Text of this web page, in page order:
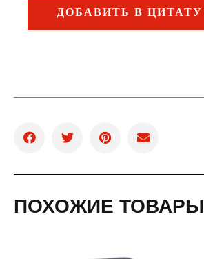
ДОБАВИТЬ В ЦИТАТУ
ПОХОЖИЕ ТОВАРЫ